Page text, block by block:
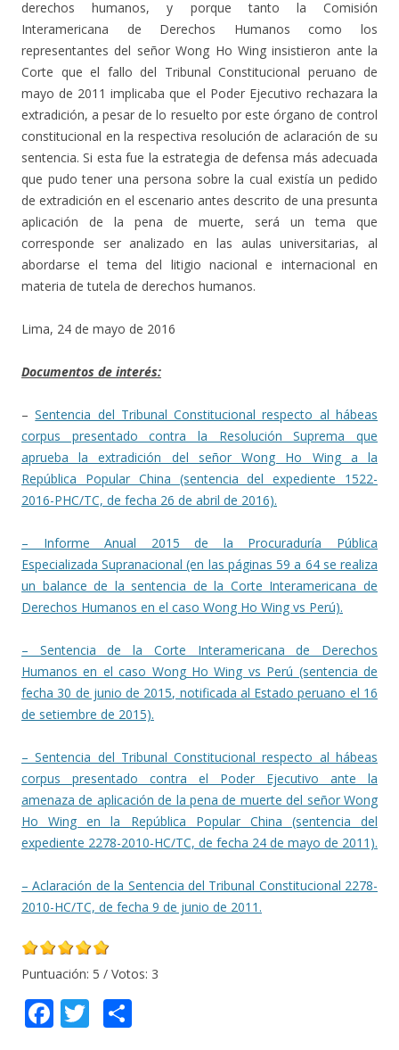
derechos humanos, y porque tanto la Comisión
Interamericana de Derechos Humanos como los
representantes del señor Wong Ho Wing insistieron ante la
Corte que el fallo del Tribunal Constitucional peruano de
mayo de 2011 implicaba que el Poder Ejecutivo rechazara la
extradición, a pesar de lo resuelto por este órgano de control
constitucional en la respectiva resolución de aclaración de su
sentencia. Si esta fue la estrategia de defensa más adecuada
que pudo tener una persona sobre la cual existía un pedido
de extradición en el escenario antes descrito de una presunta
aplicación de la pena de muerte, será un tema que
corresponde ser analizado en las aulas universitarias, al
abordarse el tema del litigio nacional e internacional en
materia de tutela de derechos humanos.
Lima, 24 de mayo de 2016
Documentos de interés:
–Sentencia del Tribunal Constitucional respecto al hábeas
corpus presentado contra la Resolución Suprema que
aprueba la extradición del señor Wong Ho Wing a la
República Popular China (sentencia del expediente 1522-
2016-PHC/TC, de fecha 26 de abril de 2016).
– Informe Anual 2015 de la Procuraduría Pública
Especializada Supranacional (en las páginas 59 a 64 se realiza
un balance de la sentencia de la Corte Interamericana de
Derechos Humanos en el caso Wong Ho Wing vs Perú).
– Sentencia de la Corte Interamericana de Derechos
Humanos en el caso Wong Ho Wing vs Perú (sentencia de
fecha 30 de junio de 2015, notificada al Estado peruano el 16
de setiembre de 2015).
– Sentencia del Tribunal Constitucional respecto al hábeas
corpus presentado contra el Poder Ejecutivo ante la
amenaza de aplicación de la pena de muerte del señor Wong
Ho Wing en la República Popular China (sentencia del
expediente 2278-2010-HC/TC, de fecha 24 de mayo de 2011).
– Aclaración de la Sentencia del Tribunal Constitucional 2278-
2010-HC/TC, de fecha 9 de junio de 2011.
Puntuación: 5 / Votos: 3
F T